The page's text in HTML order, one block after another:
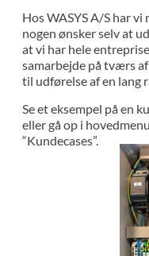
Hos WASYS A/S har
nogen ønsker selv at
at vi har hele
samarbejde på tværs
til udførelse af en lang
Se et eksempel på en
eller gå op i
“Kundecases”.